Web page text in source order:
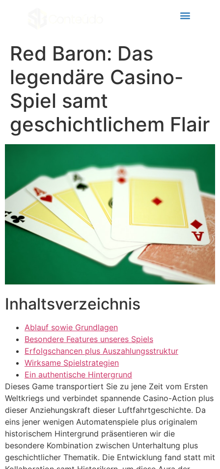
panel
panel
panel
panel
panel
panel
panel
panel
panel
satın al
satın al
panel
panel
panel
Red Baron: Das
legendäre Casino-
Spiel samt
geschichtlichem Flair
Inhaltsverzeichnis
Ablauf sowie Grundlagen
Besondere Features unseres Spiels
Erfolgschancen plus Auszahlungsstruktur
Wirksame Spielstrategien
Ein authentische Hintergrund
Dieses Game transportiert Sie zu jene Zeit vom Ersten
Weltkriegs und verbindet spannende Casino-Action plus
dieser Anziehungskraft dieser Luftfahrtgeschichte. Da
eins jener wenigen Automatenspiele plus originalem
historischem Hintergrund präsentieren wir die
besondere Kombination zwischen Unterhaltung plus
geschichtlicher Thematik. Die Entwicklung fand statt mit